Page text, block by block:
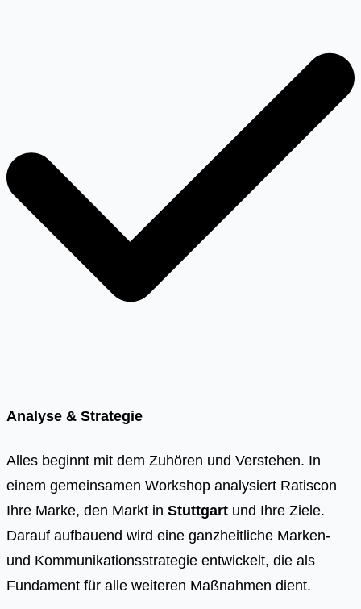
Analyse & Strategie
Alles beginnt mit dem Zuhören und Verstehen. In
einem gemeinsamen Workshop analysiert Ratiscon
Ihre Marke, den Markt in Stuttgart und Ihre Ziele.
Darauf aufbauend wird eine ganzheitliche Marken-
und Kommunikationsstrategie entwickelt, die als
Fundament für alle weiteren Maßnahmen dient.